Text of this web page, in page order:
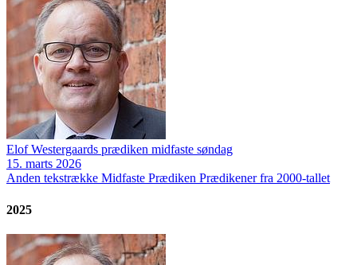
Elof Westergaards prædiken midfaste søndag
15. marts 2026
Anden tekstrække Midfaste Prædiken Prædikener fra 2000-tallet
2025